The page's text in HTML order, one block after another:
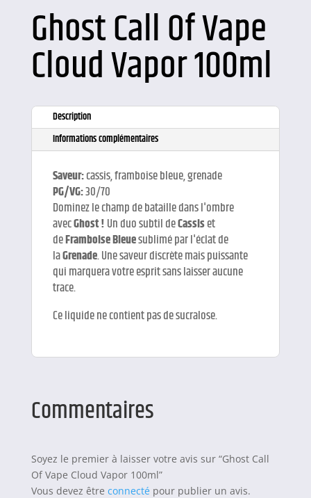
Ghost Call Of Vape
Cloud Vapor 100ml
Description
Informations complémentaires
Saveur:cassis, framboise bleue, grenade
PG/VG:30/70
Dominez le champ de bataille dans l'ombre
avecGhost ! Un duo subtil deCassiset
deFramboise Bleuesublimé par l'éclat de
laGrenade. Une saveur discrète mais puissante
qui marquera votre esprit sans laisser aucune
trace.
Ce liquide ne contient pas de sucralose.
Commentaires
Soyez le premier à laisser votre avis sur “Ghost Call
Of Vape Cloud Vapor 100ml”
Vous devez être connecté pour publier un avis.